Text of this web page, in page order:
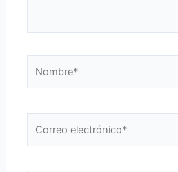
electrónico*